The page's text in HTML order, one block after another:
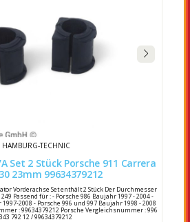
HAMBURG-TECHNIC
Porsche 911 Carrera
996 M 30 23mm 99634379212
Vorderachse Set enthält 2 Stück Der Durchmesser
Passend für : - Porsche 986 Baujahr 1997 - 2004 -
2008 - Porsche 996 und 997 Baujahr 1998 - 2008
: 99634379212 Porsche Vergleichsnummer : 996
343 792 12 / 99634379212